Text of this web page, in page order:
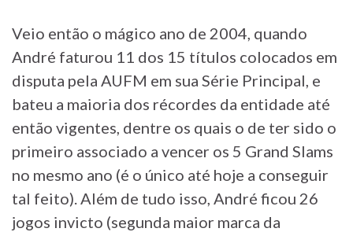
Veio então o mágico ano de 2004, quando
André faturou 11 dos 15 títulos colocados em
disputa pela AUFM em sua Série Principal, e
bateu a maioria dos récordes da entidade até
então vigentes, dentre os quais o de ter sido o
primeiro associado a vencer os 5 Grand Slams
no mesmo ano (é o único até hoje a conseguir
tal feito). Além de tudo isso, André ficou 26
jogos invicto (segunda maior marca da